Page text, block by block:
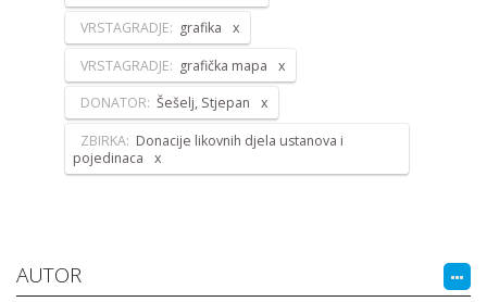
VRSTAGRADJE: grafika
VRSTAGRADJE: grafička mapa
DONATOR: Šešelj, Stjepan
ZBIRKA: Donacije likovnih djela ustanova i
pojedinaca
AUTOR